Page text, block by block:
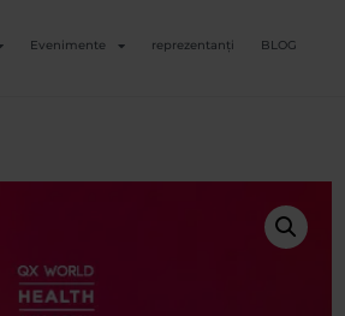
Evenimente reprezentanți BLOG